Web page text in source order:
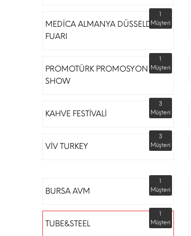
MEDİCA ALMANYA DÜSSELDORF
FUARI
1
Müşteri
PROMOTÜRK PROMOSYON
SHOW
1
Müşteri
KAHVE FESTİVALİ
3
Müşteri
VİV TURKEY
3
Müşteri
BURSA AVM
1
Müşteri
TUBE&STEEL
1
Müşteri